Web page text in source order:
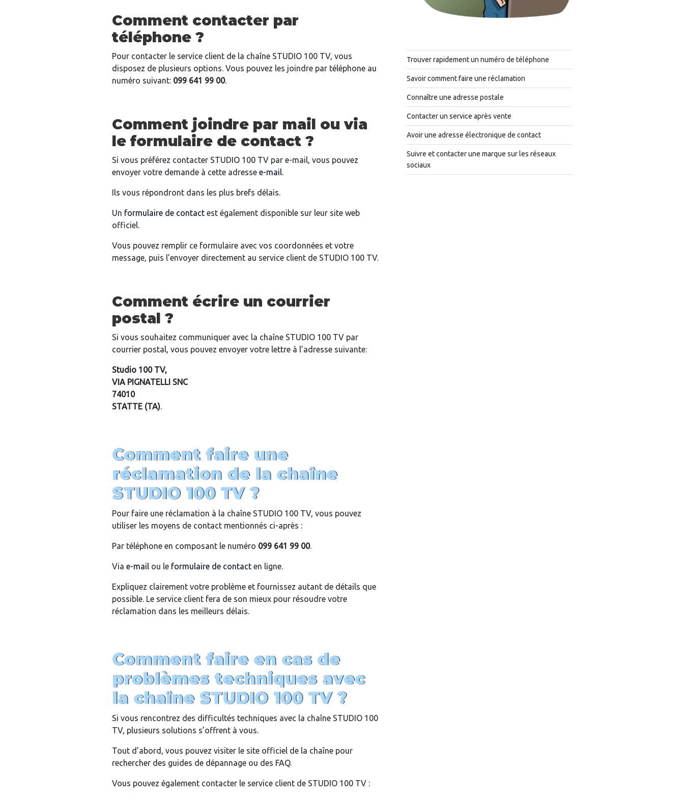
Comment contacter par
téléphone ?
Pour contacter le service client de la chaîne STUDIO 100 TV, vous
disposez de plusieurs options. Vous pouvez les joindre par téléphone au
numéro suivant: 099 641 99 00.
Comment joindre par mail ou via
le formulaire de contact ?
Si vous préférez contacter STUDIO 100 TV par e-mail, vous pouvez
envoyer votre demande à cette adresse e-mail.
Ils vous répondront dans les plus brefs délais.
Un formulaire de contact est également disponible sur leur site web
officiel.
Vous pouvez remplir ce formulaire avec vos coordonnées et votre
message, puis l’envoyer directement au service client de STUDIO 100 TV.
Comment écrire un courrier
postal ?
Si vous souhaitez communiquer avec la chaîne STUDIO 100 TV par
courrier postal, vous pouvez envoyer votre lettre à l’adresse suivante:
Studio 100 TV,
VIA PIGNATELLI SNC
74010
STATTE (TA).
Comment faire une
réclamation de la chaîne
STUDIO 100 TV ?
Pour faire une réclamation à la chaîne STUDIO 100 TV, vous pouvez
utiliser les moyens de contact mentionnés ci-après :
Par téléphone en composant le numéro 099 641 99 00.
Via e-mail ou le formulaire de contact en ligne.
Expliquez clairement votre problème et fournissez autant de détails que
possible. Le service client fera de son mieux pour résoudre votre
réclamation dans les meilleurs délais.
Comment faire en cas de
problèmes techniques avec
la chaîne STUDIO 100 TV ?
Si vous rencontrez des difficultés techniques avec la chaîne STUDIO 100
TV, plusieurs solutions s’offrent à vous.
Tout d’abord, vous pouvez visiter le site officiel de la chaîne pour
rechercher des guides de dépannage ou des FAQ.
Vous pouvez également contacter le service client de STUDIO 100 TV :
Trouver rapidement un numéro de téléphone
Savoir comment faire une réclamation
Connaître une adresse postale
Contacter un service après vente
Avoir une adresse électronique de contact
Suivre et contacter une marque sur les réseaux
sociaux